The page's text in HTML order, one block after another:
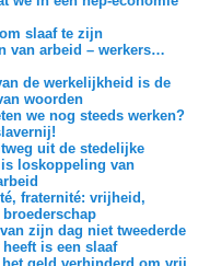
slaaf te zijn
van arbeid – werkers…
de werkelijkheid is de
woorden
we nog steeds werken?
uit de stedelijke
loskoppeling van
fraternité: vrijheid,
zijn dag niet tweederde
is een slaaf